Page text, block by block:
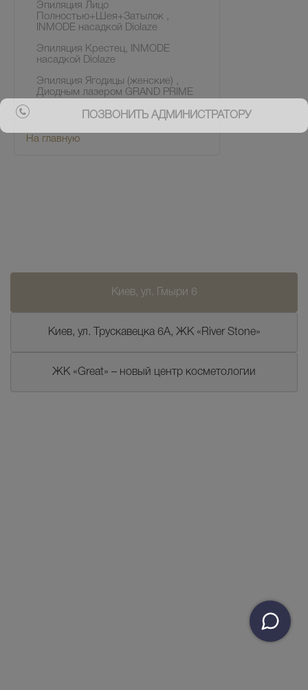
ПОЗВОНИТЬ АДМИНИСТРАТОРУ
Эпиляция Лицо
Полностью+Шея+Затылок ,
INMODE насадкой Diolaze
Эпиляция Крестец, INMODE
насадкой Diolaze
Эпиляция Ягодицы (женские) ,
Диодным лазером GRAND PRIME
На главную
Киев, ул. Гмыри 6
Киев, ул. Трускавецка 6А, ЖК «River Stone»
ЖК «Great» – новый центр косметологии